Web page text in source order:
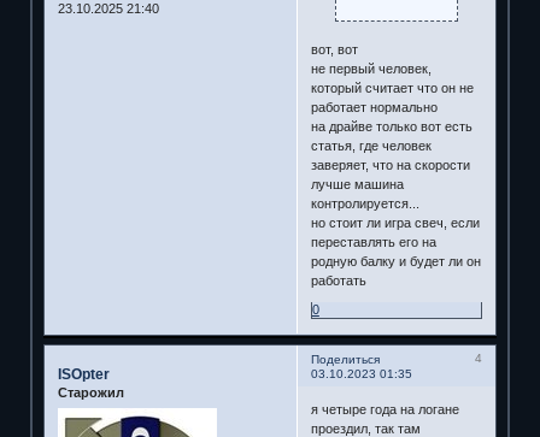
23.10.2025 21:40
вот, вот
не первый человек,
который считает что он не
работает нормально
на драйве только вот есть
статья, где человек
заверяет, что на скорости
лучше машина
контролируется...
но стоит ли игра свеч, если
переставлять его на
родную балку и будет ли он
работать
0
Поделиться
4
03.10.2023 01:35
ISOpter
Старожил
я четыре года на логане
проездил, так там